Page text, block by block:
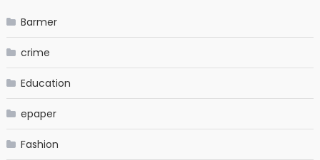
Barmer
crime
Education
epaper
Fashion